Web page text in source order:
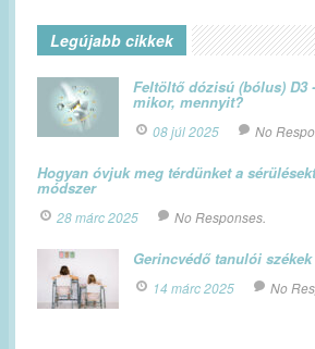
Legújabb cikkek
Feltöltő dózisú (bólus) D3
mikor, mennyit?
08 júl 2025 No
Hogyan óvjuk meg térdünket a
módszer
28 márc 2025 No Responses.
Gerincvédő tanulói székek
14 márc 2025 No